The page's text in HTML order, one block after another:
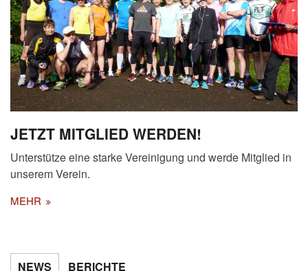
JETZT MITGLIED WERDEN!
Unterstütze eine starke Vereinigung und werde Mitglied in
unserem Verein.
MEHR
NEWS BERICHTE